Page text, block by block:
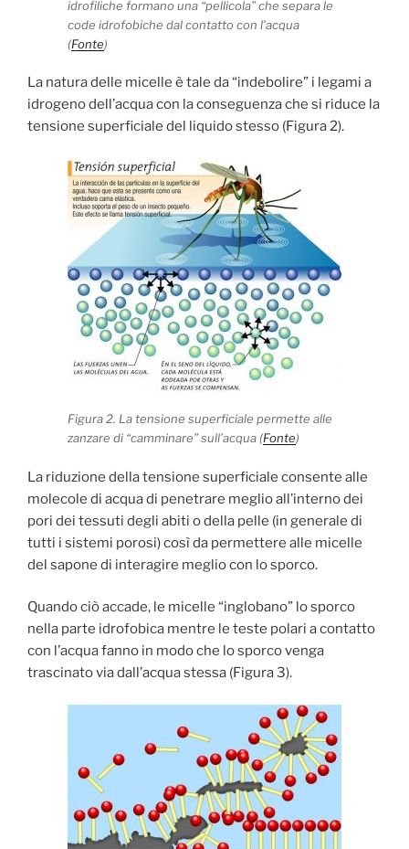
idrofiliche formano una “pellicola” che separa le
code idrofobiche dal contatto con l’acqua
(Fonte)
La natura delle micelle è tale da “indebolire” i legami a
idrogeno dell’acqua con la conseguenza che si riduce la
tensione superficiale del liquido stesso (Figura 2).
Figura 2. La tensione superficiale permette alle
zanzare di “camminare” sull’acqua (Fonte)
La riduzione della tensione superficiale consente alle
molecole di acqua di penetrare meglio all’interno dei
pori dei tessuti degli abiti o della pelle (in generale di
tutti i sistemi porosi) così da permettere alle micelle
del sapone di interagire meglio con lo sporco.
Quando ciò accade, le micelle “inglobano” lo sporco
nella parte idrofobica mentre le teste polari a contatto
con l’acqua fanno in modo che lo sporco venga
trascinato via dall’acqua stessa (Figura 3).